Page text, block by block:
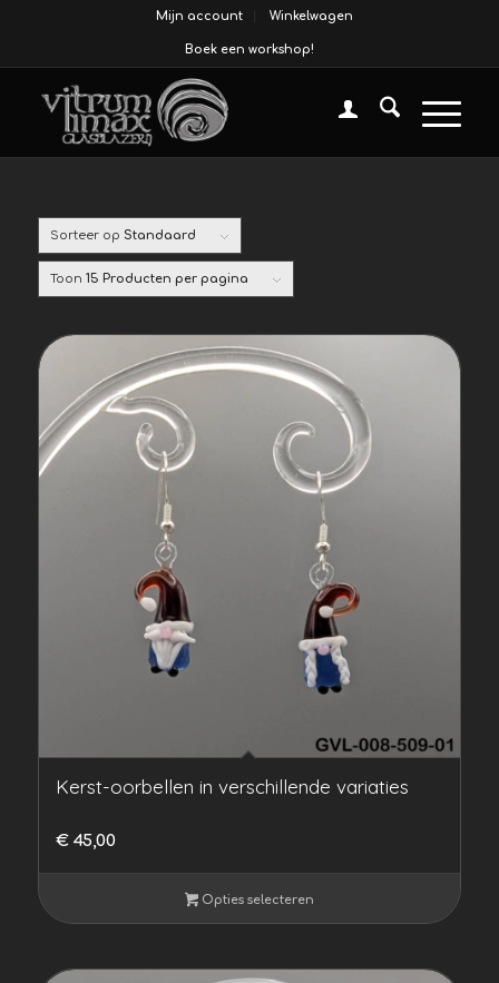
Mijn account Winkelwagen
Boek een workshop!
Sorteer op Standaard
Toon 15 Producten per pagina
Kerst-oorbellen in verschillende variaties
€45,00
Opties selecteren